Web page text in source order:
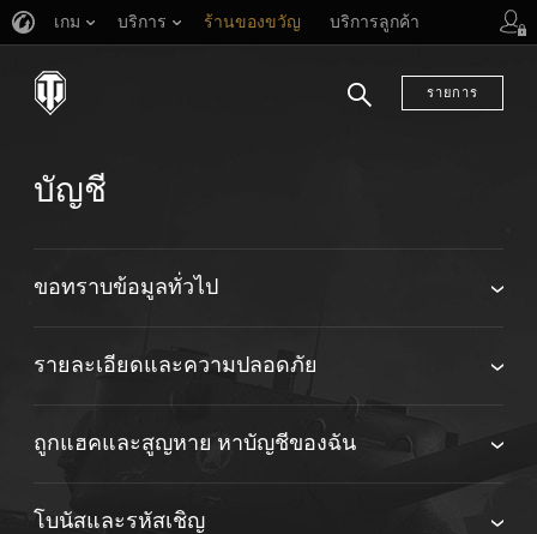
เกม บริการ ร้านของขวัญ บริการลูกค้า
รายการ
บัญชี
ขอทราบข้อมูลทั่วไป
รายละเอียดและความปลอดภัย
ถูกแฮคและสูญหาย หาบัญชีของฉัน
โบนัสและรหัสเชิญ